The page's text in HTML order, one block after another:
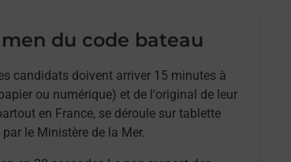
du code bateau
candidats doivent arriver 15 minutes à
ou numérique) et de l'original de leur
en France, se déroule sur tablette
le Ministère de la Mer.